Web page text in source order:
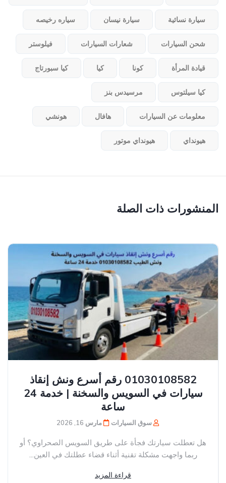
سيارة نسائية سيارة نيسان سياره رخيصه
شحن السيارات شعارات السيارات فيلوستر
قيادة المرأة كونا كيا كيا سبورتاج
كيا سيلتوس مرسيدس بنز
معلومات عن السيارات هافال هونشي
هيونداي هيونداي موتور
المنشورات ذات الصلة
01030108582 رقم أسرع ونش إنقاذ
سيارات في السويس والسخنة | خدمة 24
ساعة
سوق السيارات مارس 16, 2026
هل تعطلت سيارتك فجأة على طريق السويس الصحراوي؟ أو
ربما واجهت مشكلة تقنية أثناء قضاء عطلتك في العين...
قراءة المزيد